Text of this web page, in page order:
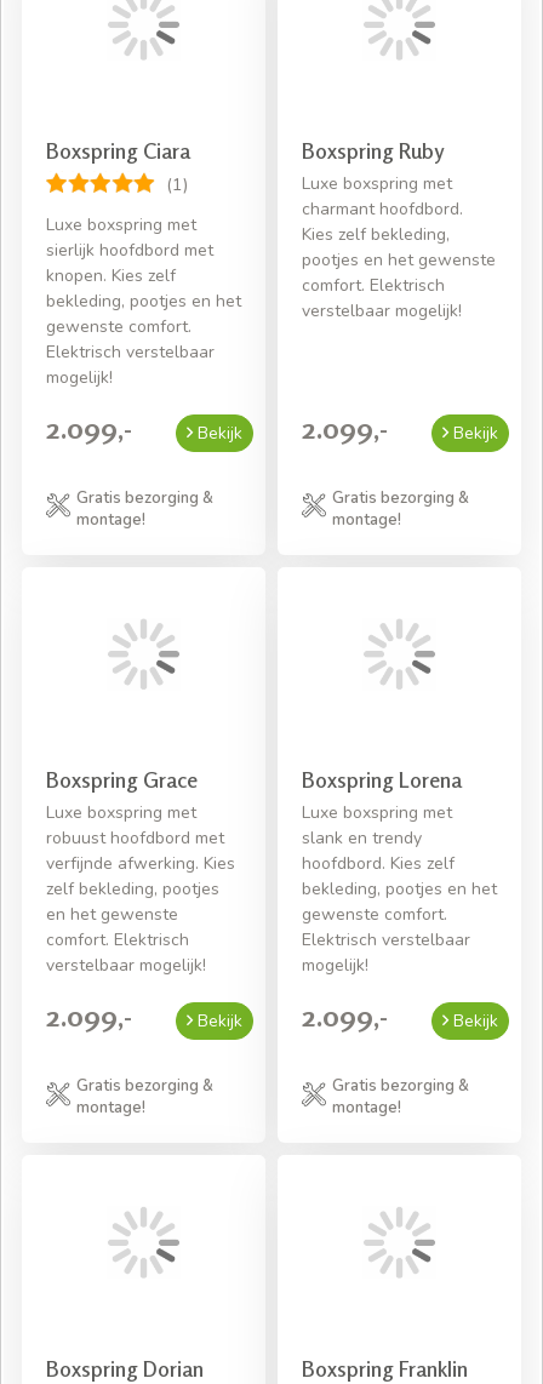
uw nieuwe boxspring en plaatsen we uw nieuwe
tweepersoons bed op de gewenste plek.
Boxspring Ciara
(1)
Luxe boxspring met
sierlijk hoofdbord met
knopen. Kies zelf
bekleding, pootjes en het
gewenste comfort.
Elektrisch verstelbaar
mogelijk!
2.099,- Bekijk
Gratis bezorging &
montage!
Boxspring Ruby
Luxe boxspring met
charmant hoofdbord.
Kies zelf bekleding,
pootjes en het gewenste
comfort. Elektrisch
verstelbaar mogelijk!
2.099,- Bekijk
Gratis bezorging &
montage!
Boxspring Grace
Luxe boxspring met
robuust hoofdbord met
verfijnde afwerking. Kies
zelf bekleding, pootjes
en het gewenste
comfort. Elektrisch
verstelbaar mogelijk!
2.099,- Bekijk
Gratis bezorging &
montage!
Boxspring Lorena
Luxe boxspring met
slank en trendy
hoofdbord. Kies zelf
bekleding, pootjes en het
gewenste comfort.
Elektrisch verstelbaar
mogelijk!
2.099,- Bekijk
Gratis bezorging &
montage!
Boxspring Dorian Boxspring Franklin